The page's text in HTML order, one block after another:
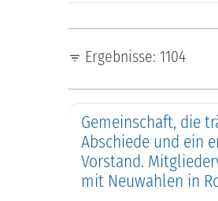
Ergebnisse: 1104
Gemeinschaft, die
Abschiede und ein
Vorstand.
mit Neuwahlen in